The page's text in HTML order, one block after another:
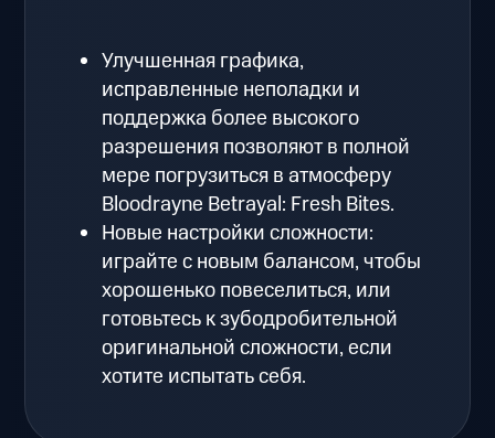
Улучшенная графика,
исправленные неполадки и
поддержка более высокого
разрешения позволяют в полной
мере погрузиться в атмосферу
Bloodrayne Betrayal: Fresh Bites.
Новые настройки сложности:
играйте с новым балансом, чтобы
хорошенько повеселиться, или
готовьтесь к зубодробительной
оригинальной сложности, если
хотите испытать себя.